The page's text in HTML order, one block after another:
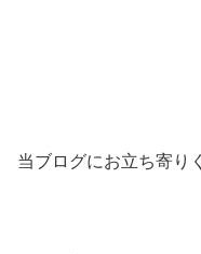
当ブログにお立ち寄り